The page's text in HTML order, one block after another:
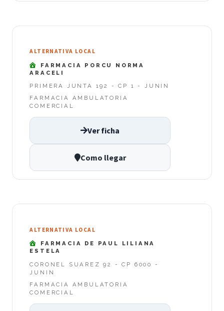
ALTERNATIVA LOCAL
FARMACIA PORCU NORMA
ARACELI
PRIMERA JUNTA 192 - CP 1 - JUNIN
FARMACIA AMBULATORIA
COMERCIAL
Ver ficha
Como llegar
ALTERNATIVA LOCAL
FARMACIA DE PAUL LILIANA
ESTELA
CORONEL SUAREZ 92 - CP 6000 -
JUNIN
FARMACIA AMBULATORIA
COMERCIAL